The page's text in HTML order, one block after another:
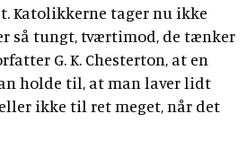
Katolikkerne tager nu ikke
så tungt, tværtimod, de tænker
G. K. Chesterton, at en
holde til, at man laver lidt
ikke til ret meget, når det